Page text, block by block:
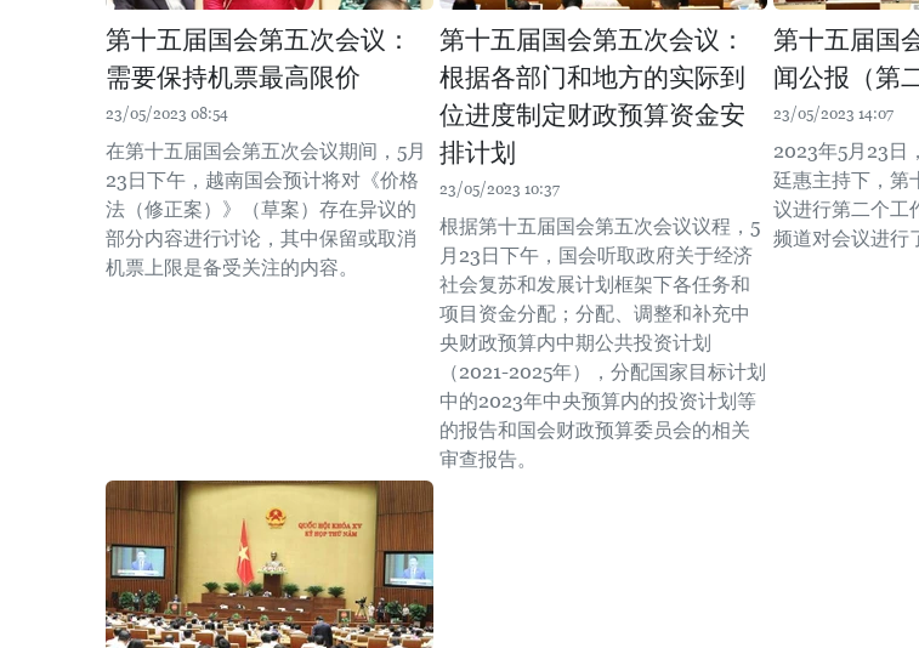
第十五届国会第五次会议：
需要保持机票最高限价
23/05/2023 08:54
在第十五届国会第五次会议期间，5月
23日下午，越南国会预计将对《价格
法（修正案）》（草案）存在异议的
部分内容进行讨论，其中保留或取消
机票上限是备受关注的内容。
第十五届国会第五次会议：
根据各部门和地方的实际到
位进度制定财政预算资金安
排计划
23/05/2023 10:37
根据第十五届国会第五次会议议程，5
月23日下午，国会听取政府关于经济
社会复苏和发展计划框架下各任务和
项目资金分配；分配、调整和补充中
央财政预算内中期公共投资计划
（2021-2025年），分配国家目标计划
中的2023年中央预算内的投资计划等
的报告和国会财政预算委员会的相关
审查报告。
第十五届国
闻公报（第
23/05/2023 14:07
2023年5月23日
廷惠主持下，第
议进行第二个工
频道对会议进行